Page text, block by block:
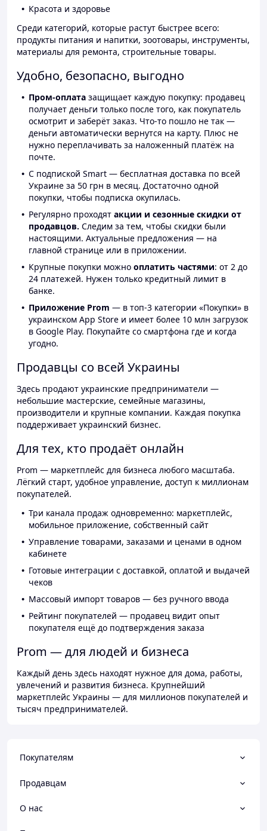
Красота и здоровье
Среди категорий, которые растут быстрее всего:
продукты питания и напитки, зоотовары, инструменты,
материалы для ремонта, строительные товары.
Удобно, безопасно, выгодно
Пром-оплата защищает каждую покупку: продавец
получает деньги только после того, как покупатель
осмотрит и заберёт заказ. Что-то пошло не так —
деньги автоматически вернутся на карту. Плюс не
нужно переплачивать за наложенный платёж на
почте.
С подпиской Smart — бесплатная доставка по всей
Украине за 50 грн в месяц. Достаточно одной
покупки, чтобы подписка окупилась.
Регулярно проходят акции и сезонные скидки от
продавцов. Следим за тем, чтобы скидки были
настоящими. Актуальные предложения — на
главной странице или в приложении.
Крупные покупки можно оплатить частями: от 2 до
24 платежей. Нужен только кредитный лимит в
банке.
Приложение Prom — в топ-3 категории «Покупки» в
украинском App Store и имеет более 10 млн загрузок
в Google Play. Покупайте со смартфона где и когда
угодно.
Продавцы со всей Украины
Здесь продают украинские предприниматели —
небольшие мастерские, семейные магазины,
производители и крупные компании. Каждая покупка
поддерживает украинский бизнес.
Для тех, кто продаёт онлайн
Prom — маркетплейс для бизнеса любого масштаба.
Лёгкий старт, удобное управление, доступ к миллионам
покупателей.
Три канала продаж одновременно: маркетплейс,
мобильное приложение, собственный сайт
Управление товарами, заказами и ценами в одном
кабинете
Готовые интеграции с доставкой, оплатой и выдачей
чеков
Массовый импорт товаров — без ручного ввода
Рейтинг покупателей — продавец видит опыт
покупателя ещё до подтверждения заказа
Prom — для людей и бизнеса
Каждый день здесь находят нужное для дома, работы,
увлечений и развития бизнеса. Крупнейший
маркетплейс Украины — для миллионов покупателей и
тысяч предпринимателей.
Покупателям
Продавцам
О нас